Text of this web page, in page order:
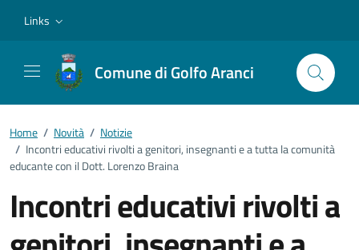
Links
Comune di Golfo Aranci
Home / Novità / Notizie
/ Incontri educativi rivolti a genitori, insegnanti e a tutta la comunità
educante con il Dott. Lorenzo Braina
Incontri educativi rivolti a